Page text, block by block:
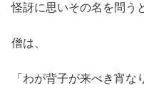
怪訝に思いその名を問う
僧は、
「わが背子が来べき宵な